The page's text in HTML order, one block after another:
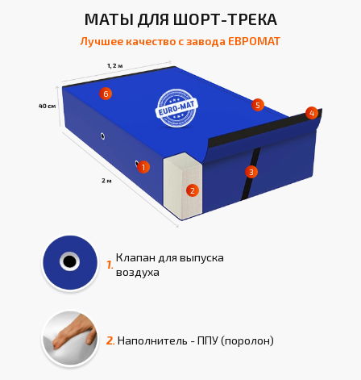
МАТЫ ДЛЯ ШОРТ-ТРЕКА
Лучшее качество с завода ЕВРОМАТ
1.
Клапан для выпуска
воздуха
2. Наполнитель - ППУ (поролон)